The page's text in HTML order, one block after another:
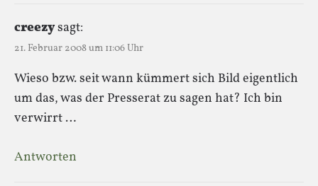
creezysagt:
21. Februar 2008 um 11:06 Uhr
Wieso bzw. seit wann kümmert sich Bild eigentlich
um das, was der Presserat zu sagen hat? Ich bin
verwirrt …
Antworten